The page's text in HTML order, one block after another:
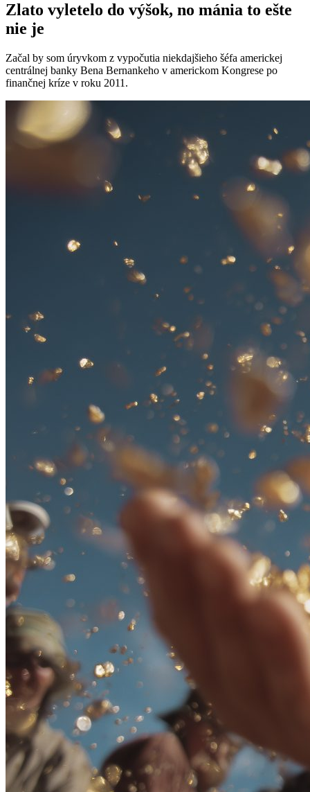
Zlato vyletelo do výšok, no mánia to ešte
nie je
Začal by som úryvkom z vypočutia niekdajšieho šéfa americkej
centrálnej banky Bena Bernankeho v americkom Kongrese po
finančnej kríze v roku 2011.